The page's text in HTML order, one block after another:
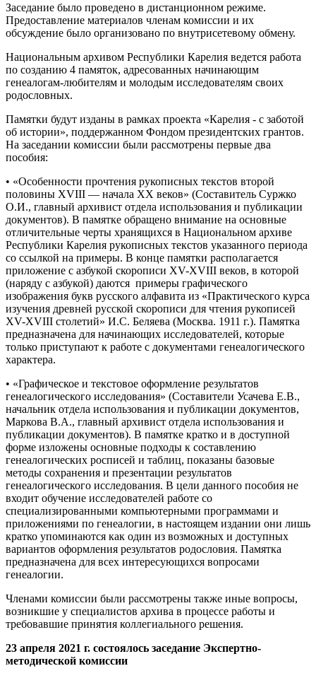
Заседание было проведено в дистанционном режиме.
Предоставление материалов членам комиссии и их
обсуждение было организовано по внутрисетевому обмену.
Национальным архивом Республики Карелия ведется работа
по созданию 4 памяток, адресованных начинающим
генеалогам-любителям и молодым исследователям своих
родословных.
Памятки будут изданы в рамках проекта «Карелия - с заботой
об истории», поддержанном Фондом президентских грантов.
На заседании комиссии были рассмотрены первые два
пособия:
• «Особенности прочтения рукописных текстов второй
половины XVIII — начала ХХ веков» (Составитель Суржко
О.И., главный архивист отдела использования и публикации
документов). В памятке обращено внимание на основные
отличительные черты хранящихся в Национальном архиве
Республики Карелия рукописных текстов указанного периода
со ссылкой на примеры. В конце памятки располагается
приложение с азбукой скорописи XV-XVIII веков, в которой
(наряду с азбукой) даются примеры графического
изображения букв русского алфавита из «Практического курса
изучения древней русской скорописи для чтения рукописей
XV-XVIII столетий» И.С. Беляева (Москва. 1911 г.). Памятка
предназначена для начинающих исследователей, которые
только приступают к работе с документами генеалогического
характера.
• «Графическое и текстовое оформление результатов
генеалогического исследования» (Составители Усачева Е.В.,
начальник отдела использования и публикации документов,
Маркова В.А., главный архивист отдела использования и
публикации документов). В памятке кратко и в доступной
форме изложены основные подходы к составлению
генеалогических росписей и таблиц, показаны базовые
методы сохранения и презентации результатов
генеалогического исследования. В цели данного пособия не
входит обучение исследователей работе со
специализированными компьютерными программами и
приложениями по генеалогии, в настоящем издании они лишь
кратко упоминаются как один из возможных и доступных
вариантов оформления результатов родословия. Памятка
предназначена для всех интересующихся вопросами
генеалогии.
Членами комиссии были рассмотрены также иные вопросы,
возникшие у специалистов архива в процессе работы и
требовавшие принятия коллегиального решения.
23 апреля 2021 г. состоялось заседание Экспертно-
методической комиссии